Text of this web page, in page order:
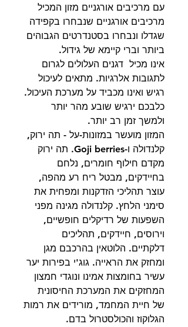
עם מרכיבים אורגניים מזון המכיל
מרכיבים אורגניים שנבחרו בקפידה
שגדלו ונבחרו בסטנדרטים הגבוהים
ביותר וברי קיימא של גידול.
אינו מכיל דגנים העלולים לגרום
לתגובות אלרגיות. מתאים לעיכול
רגיש ואינו מכביד על מערכת העיכול.
כלבכם ירגיש שובע מהר יותר
ולמשך זמן רב יותר.
המזון מועשר במזונות-על - תה ירוק,
קלנדולה ו-Goji berries. תה ירוק
מקדם חילוף חומרים, נלחם
בחיידקים, מבטל ריח רע מהפה,
עוצר תהליכי הזדקנות ומפחית את
סימני הלחץ. קלנדולה מגינה מפני
השפעות של רדיקלים חופשיים,
וירוסים, חיידקים, תהליכים
דלקתיים. הלוטאין בהרכבם מגן
ומחזק את הראייה. גוג'י בפירות יער
עשיר בחומצות אמינו ונוגדי חמצון
המחזקים את המערכת החיסונית
של חיית המחמד, מורידים את רמות
הגלוקוז והכולסטרול בדם.